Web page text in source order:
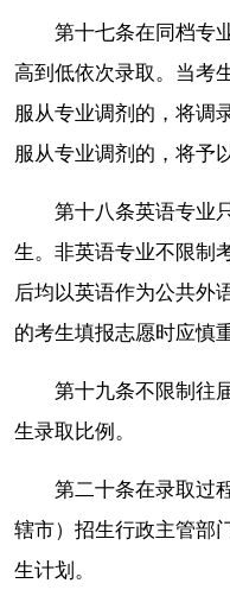
第十七条在同档专
高到低依次录取。当考
服从专业调剂的，将调
服从专业调剂的，将予
第十八条英语专业
生。非英语专业不限制
后均以英语作为公共外
的考生填报志愿时应慎
第十九条不限制往
生录取比例。
第二十条在录取过
辖市）招生行政主管部
生计划。